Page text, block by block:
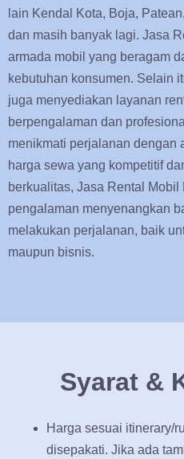
lain Kendal Kota, Boja,
dan masih banyak lagi. Jasa
armada mobil yang beragam
kebutuhan konsumen. Selain
juga menyediakan layanan
berpengalaman dan
menikmati perjalanan dengan
harga sewa yang kompetitif
berkualitas, Jasa Rental
pengalaman menyenangkan
melakukan perjalanan, baik
maupun bisnis.
Syarat &
Harga sesuai itinerary/
disepakati. Jika ada